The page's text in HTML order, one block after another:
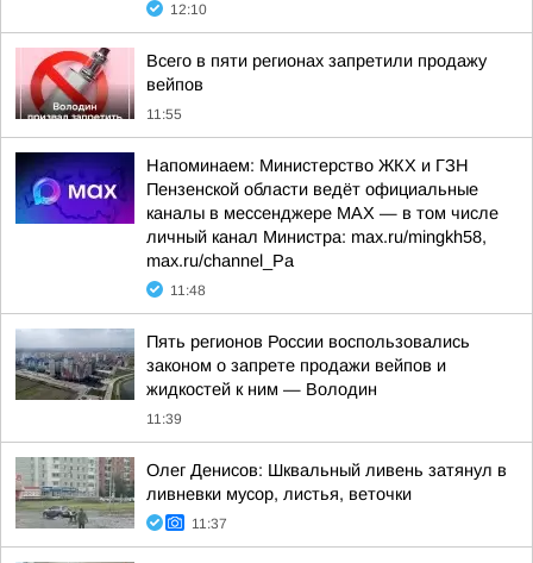
12:10
Всего в пяти регионах запретили продажу
вейпов
11:55
Напоминаем: Министерство ЖКХ и ГЗН
Пензенской области ведёт официальные
каналы в мессенджере МАХ — в том числе
личный канал Министра: max.ru/mingkh58,
max.ru/channel_Pa
11:48
Пять регионов России воспользовались
законом о запрете продажи вейпов и
жидкостей к ним — Володин
11:39
Олег Денисов: Шквальный ливень затянул в
ливневки мусор, листья, веточки
11:37